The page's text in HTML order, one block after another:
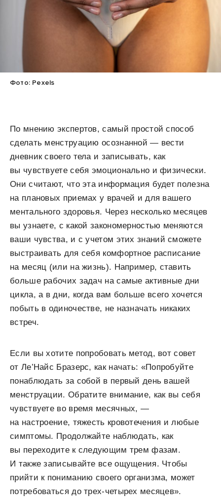
Фото: Pexels
По мнению экспертов, самый простой способ
сделать менструацию осознанной — вести
дневник своего тела и записывать, как
вы чувствуете себя эмоционально и физически.
Они считают, что эта информация будет полезна
на плановых приемах у врачей и для вашего
ментального здоровья. Через несколько месяцев
вы узнаете, с какой закономерностью меняются
ваши чувства, и с учетом этих знаний сможете
выстраивать для себя комфортное расписание
на месяц (или на жизнь). Например, ставить
больше рабочих задач на самые активные дни
цикла, а в дни, когда вам больше всего хочется
побыть в одиночестве, не назначать никаких
встреч.
Если вы хотите попробовать метод, вот совет
от Ле’Найс Бразерс, как начать: «Попробуйте
понаблюдать за собой в первый день вашей
менструации. Обратите внимание, как вы себя
чувствуете во время месячных, —
на настроение, тяжесть кровотечения и любые
симптомы. Продолжайте наблюдать, как
вы переходите к следующим трем фазам.
И также записывайте все ощущения. Чтобы
прийти к пониманию своего организма, может
потребоваться до трех-четырех месяцев».